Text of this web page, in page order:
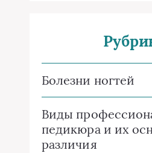
Болезни ногтей
Виды
педикюра и их
различия